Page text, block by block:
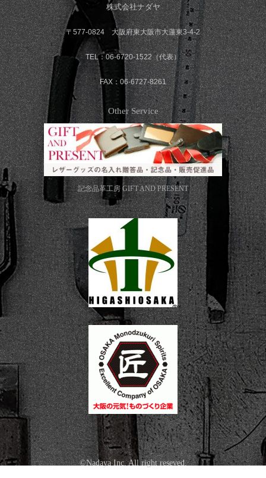
株式会社ナダヤ
〒577-0824 大阪府東大阪市大蓮東3-4-2
TEL：06-6720-1522（代表）
FAX：06-6727-8261
Other Service
記念品革工房 GIFT AND PRESENT
©Nadaya Inc. All right reseved.